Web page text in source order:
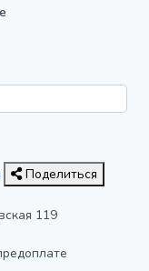
Поделиться
119